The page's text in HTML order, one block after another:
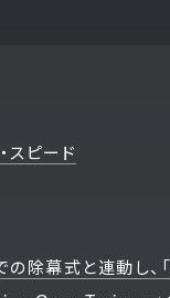
スピード
の除幕式と連動し